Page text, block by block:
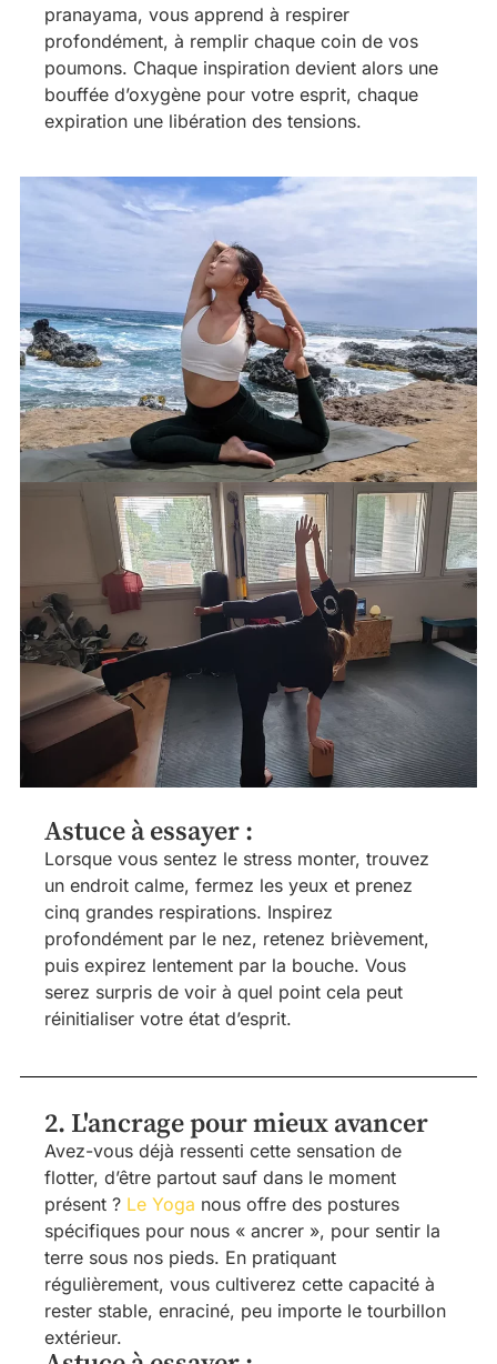
pranayama, vous apprend à respirer
profondément, à remplir chaque coin de vos
poumons. Chaque inspiration devient alors une
bouffée d’oxygène pour votre esprit, chaque
expiration une libération des tensions.
Astuce à essayer :
Lorsque vous sentez le stress monter, trouvez
un endroit calme, fermez les yeux et prenez
cinq grandes respirations. Inspirez
profondément par le nez, retenez brièvement,
puis expirez lentement par la bouche. Vous
serez surpris de voir à quel point cela peut
réinitialiser votre état d’esprit.
2. L'ancrage pour mieux avancer
Avez-vous déjà ressenti cette sensation de
flotter, d’être partout sauf dans le moment
présent ? Le Yoga nous offre des postures
spécifiques pour nous « ancrer », pour sentir la
terre sous nos pieds. En pratiquant
régulièrement, vous cultiverez cette capacité à
rester stable, enraciné, peu importe le tourbillon
extérieur.